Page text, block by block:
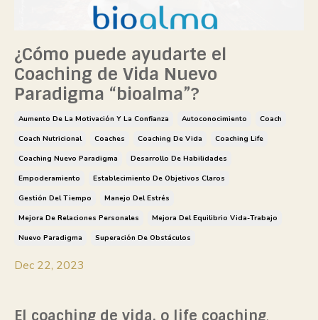
¿Cómo puede ayudarte el
Coaching de Vida Nuevo
Paradigma “bioalma”?
Aumento De La Motivación Y La Confianza Autoconocimiento
Coach
Coach Nutricional
Coaches Coaching De Vida
Coaching Life
Coaching Nuevo Paradigma
Desarrollo De Habilidades
Empoderamiento
Establecimiento De Objetivos Claros
Gestión Del Tiempo
Manejo Del Estrés
Mejora De Relaciones Personales
Mejora Del Equilibrio Vida-Trabajo
Nuevo Paradigma
Superación De Obstáculos
Dec 22, 2023
El coaching de vida, o life coaching,